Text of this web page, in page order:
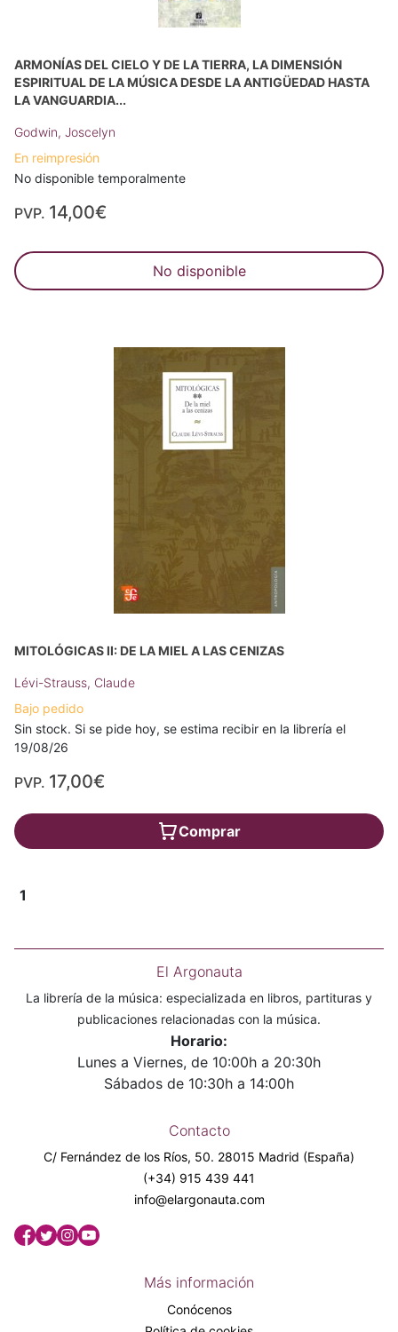
ARMONÍAS DEL CIELO Y DE LA TIERRA, LA DIMENSIÓN
ESPIRITUAL DE LA MÚSICA DESDE LA ANTIGÜEDAD HASTA
LA VANGUARDIA...
Godwin, Joscelyn
En reimpresión
No disponible temporalmente
PVP. 14,00€
No disponible
MITOLÓGICAS II: DE LA MIEL A LAS CENIZAS
Lévi-Strauss, Claude
Bajo pedido
Sin stock. Si se pide hoy, se estima recibir en la librería el
19/08/26
PVP. 17,00€
Comprar
1
El Argonauta
La librería de la música: especializada en libros, partituras y
publicaciones relacionadas con la música.
Horario:
Lunes a Viernes, de 10:00h a 20:30h
Sábados de 10:30h a 14:00h
Contacto
C/ Fernández de los Ríos, 50. 28015 Madrid (España)
(+34) 915 439 441
info@elargonauta.com
Más información
Conócenos